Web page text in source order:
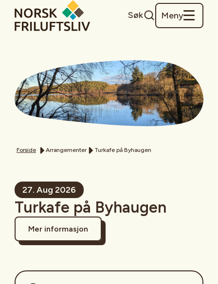
Søk Meny
Forside Arrangementer Turkafe på Byhaugen
27. Aug 2026
Turkafe på Byhaugen
Mer informasjon